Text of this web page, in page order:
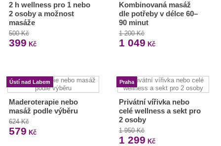
2 h wellness pro 1 nebo
2 osoby a možnost
masáže
500 Kč
399 Kč
Kombinovaná masáž
dle potřeby v délce 60–
90 minut
1 200 Kč
1 049 Kč
Ústí nad Labem
Maderoterapie nebo
masáž podle výběru
624 Kč
579 Kč
Praha
Privátní vířivka nebo
celé wellness a sekt pro
2 osoby
1 950 Kč
1 299 Kč